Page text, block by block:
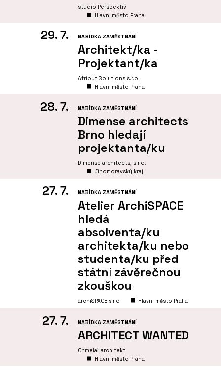
studio Perspektiv
Hlavní město Praha
29. 7. NABÍDKA ZAMĚSTNÁNÍ
Architekt/ka -
Projektant/ka
Atribut Solutions s.r.o.
Hlavní město Praha
28. 7. NABÍDKA ZAMĚSTNÁNÍ
Dimense architects
Brno hledají
projektanta/ku
Dimense architects, s.r.o.
Jihomoravský kraj
27. 7. NABÍDKA ZAMĚSTNÁNÍ
Atelier ArchiSPACE
hledá
absolventa/ku
architekta/ku nebo
studenta/ku před
státní závěrečnou
zkouškou
archiSPACE s.r.o Hlavní město Praha
27. 7. NABÍDKA ZAMĚSTNÁNÍ
ARCHITECT WANTED
Chmelař architekti
Hlavní město Praha